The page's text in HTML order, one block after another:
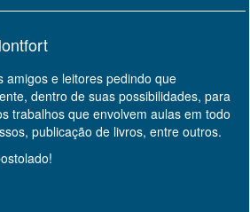
amigos e leitores pedindo que
dentro de suas possibilidades, para
trabalhos que envolvem aulas em todo
publicação de livros, entre outros.